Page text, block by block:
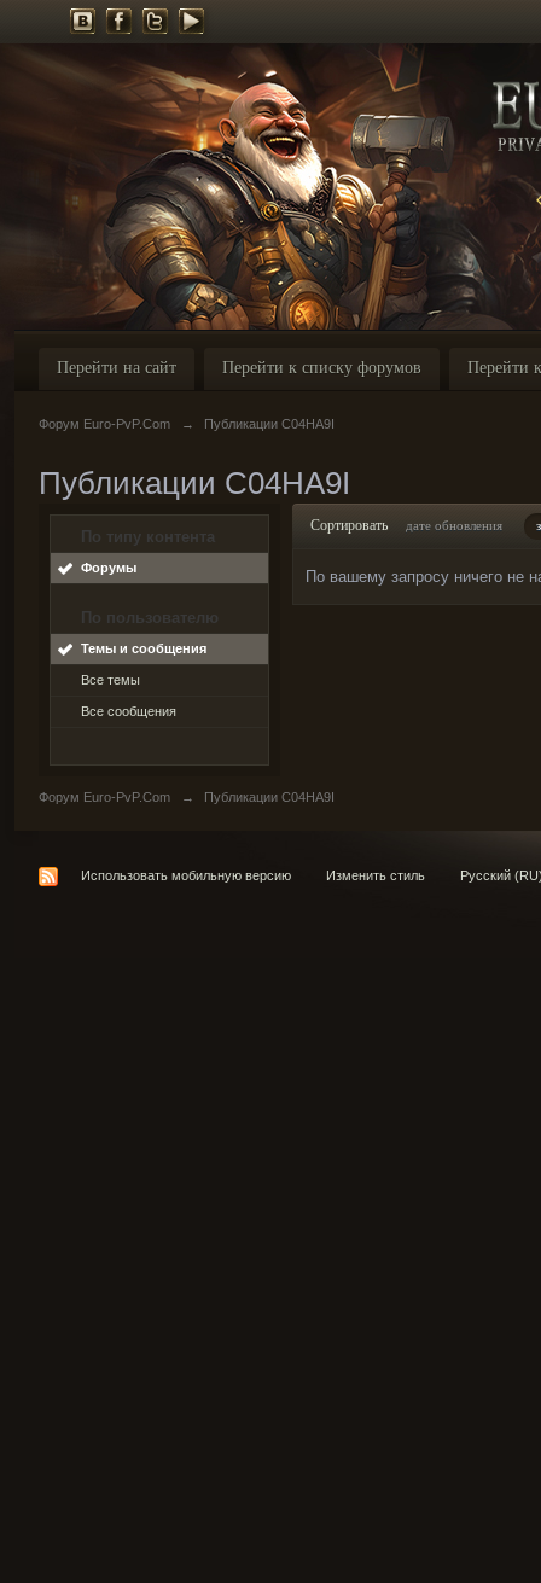
Перейти на сайт Перейти к списку форумов Перейти
Форум Euro-PvP.Com → Публикации C04HA9I
Публикации C04HA9I
По типу контента
Форумы
По пользователю
Темы и сообщения
Все темы
Все сообщения
Сортировать дате обновления
По вашему запросу ничего не
Форум Euro-PvP.Com → Публикации C04HA9I
Использовать мобильную версию Изменить стиль Русский